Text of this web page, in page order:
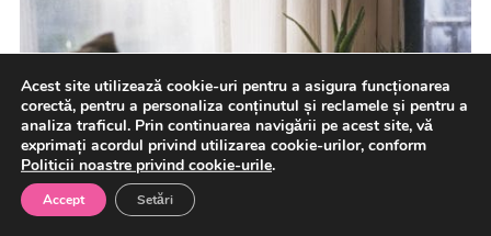
Acest site utilizează cookie-uri pentru a asigura funcționarea
corectă, pentru a personaliza conținutul și reclamele și pentru a
analiza traficul. Prin continuarea navigării pe acest site, vă
exprimați acordul privind utilizarea cookie-urilor, conform
Politicii noastre privind cookie-urile.
Accept Setări